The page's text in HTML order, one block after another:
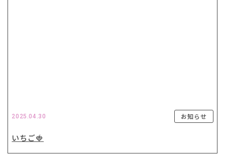
2025.04.30 お知らせ
いちご🍓